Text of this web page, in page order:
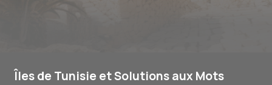
Îles de Tunisie et Solutions aux Mots